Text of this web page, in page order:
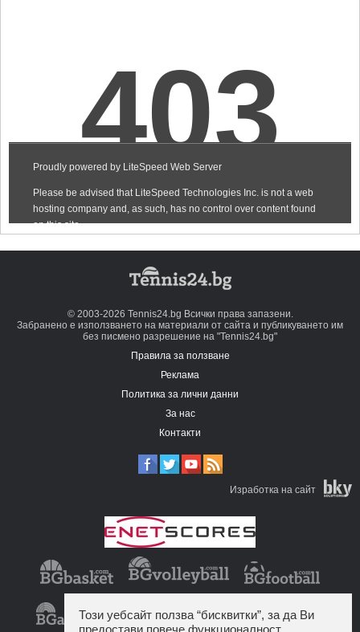
© 2003-2026 Tennis24.bg Всички права запазени.
Забранено е използването на материали от сайта и публикуването им
без писмено разрешение на "Tennis24.bg"
Правила за ползване
Реклама
Политика за лични данни
За нас
Контакти
Изработка на сайт
Този уебсайт ползва “бисквитки”, за да Ви
предостави повече функционалност.